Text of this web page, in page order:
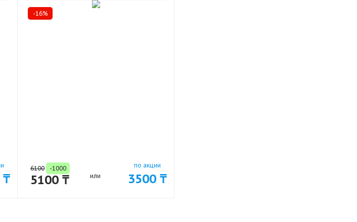
₸
-16%
6100 -1000
5100 ₸ или
по акции
3500 ₸